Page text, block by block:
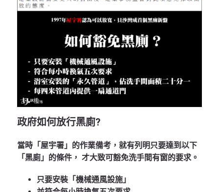
政府如何放行黑廁?
當時「屋宇署」的作業備考，就有列明只要達到以下
「黑廁」的條件， 才大致可豁免洗手間有窗的要求。
只要安裝「機械通風設施」